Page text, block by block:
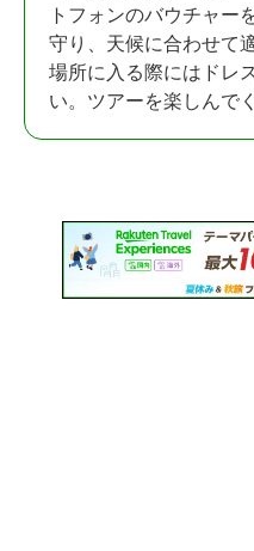
トフォンのバウチャー
守り、天候に合わせて
場所に入る際にはドレ
い。ツアーを楽しんで